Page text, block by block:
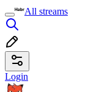
All streams
Login